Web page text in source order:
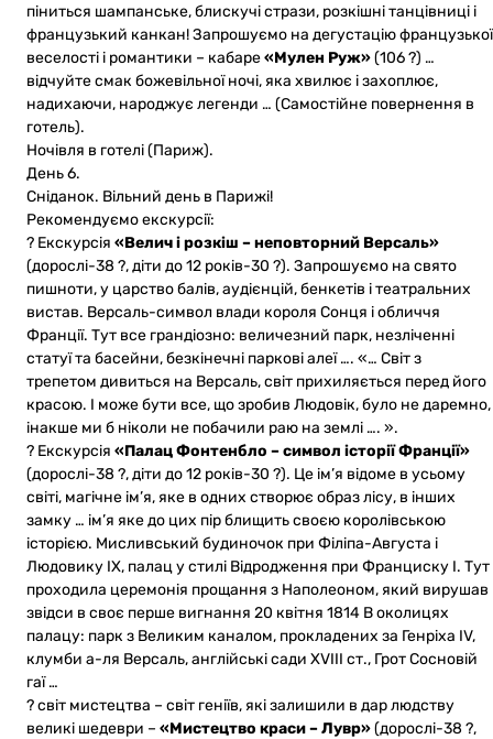
піниться шампанське, блискучі стрази, розкішні танцівниці і
французький канкан! Запрошуємо на дегустацію французької
веселості і романтики – кабаре«Мулен Руж»(106 ?) …
відчуйте смак божевільної ночі, яка хвилює і захоплює,
надихаючи, народжує легенди … (Самостійне повернення в
готель).
Ночівля в готелі (Париж).
День 6.
Сніданок. Вільний день в Парижі!
Рекомендуємо екскурсії:
? Екскурсія «Велич і розкіш – неповторний Версаль»
(дорослі-38 ?, діти до 12 років-30 ?). Запрошуємо на свято
пишноти, у царство балів, аудієнцій, бенкетів і театральних
вистав. Версаль-символ влади короля Сонця і обличчя
Франції. Тут все грандіозно: величезний парк, незліченні
статуї та басейни, безкінечні паркові алеї …. «… Світ з
трепетом дивиться на Версаль, світ прихиляється перед його
красою. І може бути все, що зробив Людовік, було не даремно,
інакше ми б ніколи не побачили раю на землі …. ».
? Екскурсія «Палац Фонтенбло – символ історії Франції»
(дорослі-38 ?, діти до 12 років-30 ?). Це ім’я відоме в усьому
світі, магічне ім’я, яке в одних створює образ лісу, в інших
замку … ім’я яке до цих пір блищить своєю королівською
історією. Мисливський будиночок при Філіпа-Августа і
Людовику IX, палац у стилі Відродження при Франциску I. Тут
проходила церемонія прощання з Наполеоном, який вирушав
звідси в своє перше вигнання 20 квітня 1814 В околицях
палацу: парк з Великим каналом, прокладених за Генріха IV,
клумби а-ля Версаль, англійські сади XVIII ст., Грот Сосновій
гаї …
? світ мистецтва – світ геніїв, які залишили в дар людству
великі шедеври – «Мистецтво краси – Лувр»(дорослі-38 ?,